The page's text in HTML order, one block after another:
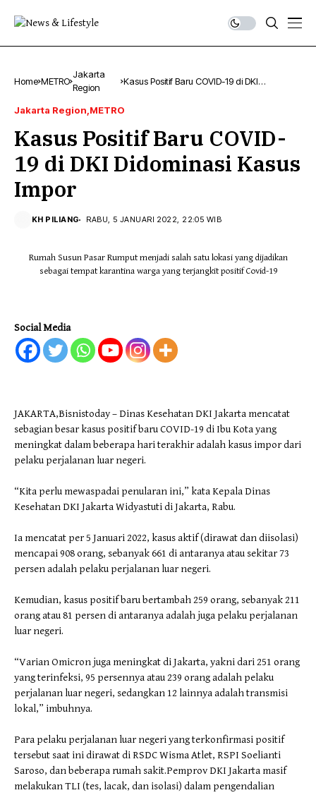
Home METRO
Jakarta
Region
Kasus Positif Baru COVID-19 di DKI
Jakarta Region METRO
Kasus Positif Baru COVID-
19 di DKI Didominasi Kasus
Impor
KH PILIANG RABU, 5 JANUARI 2022, 22:05 WIB
Rumah Susun Pasar Rumput menjadi salah satu lokasi yang dijadikan
sebagai tempat karantina warga yang terjangkit positif Covid-19
Social Media
JAKARTA,Bisnistoday – Dinas Kesehatan DKI Jakarta mencatat
sebagian besar kasus positif baru COVID-19 di Ibu Kota yang
meningkat dalam beberapa hari terakhir adalah kasus impor dari
pelaku perjalanan luar negeri.
“Kita perlu mewaspadai penularan ini,” kata Kepala Dinas
Kesehatan DKI Jakarta Widyastuti di Jakarta, Rabu.
Ia mencatat per 5 Januari 2022, kasus aktif (dirawat dan diisolasi)
mencapai 908 orang, sebanyak 661 di antaranya atau sekitar 73
persen adalah pelaku perjalanan luar negeri.
Kemudian, kasus positif baru bertambah 259 orang, sebanyak 211
orang atau 81 persen di antaranya adalah juga pelaku perjalanan
luar negeri.
“Varian Omicron juga meningkat di Jakarta, yakni dari 251 orang
yang terinfeksi, 95 persennya atau 239 orang adalah pelaku
perjalanan luar negeri, sedangkan 12 lainnya adalah transmisi
lokal,” imbuhnya.
Para pelaku perjalanan luar negeri yang terkonfirmasi positif
tersebut saat ini dirawat di RSDC Wisma Atlet, RSPI Soelianti
Saroso, dan beberapa rumah sakit.Pemprov DKI Jakarta masif
melakukan TLI (tes, lacak, dan isolasi) dalam pengendalian